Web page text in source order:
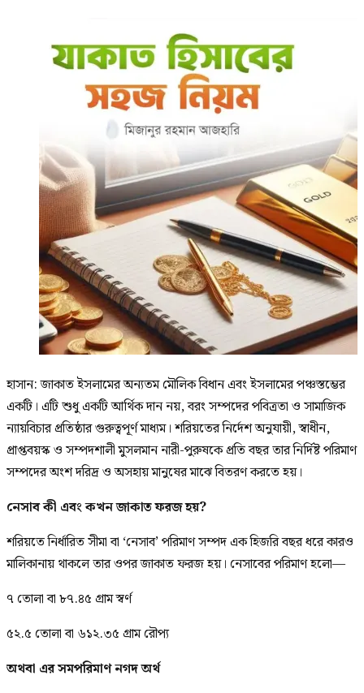
হাসান: জাকাত ইসলামের অন্যতম মৌলিক বিধান এবং ইসলামের পঞ্চস্তম্ভের
একটি। এটি শুধু একটি আর্থিক দান নয়, বরং সম্পদের পবিত্রতা ও সামাজিক
ন্যায়বিচার প্রতিষ্ঠার গুরুত্বপূর্ণ মাধ্যম। শরিয়তের নির্দেশ অনুযায়ী, স্বাধীন,
প্রাপ্তবয়স্ক ও সম্পদশালী মুসলমান নারী-পুরুষকে প্রতি বছর তার নির্দিষ্ট পরিমাণ
সম্পদের অংশ দরিদ্র ও অসহায় মানুষের মাঝে বিতরণ করতে হয়।
নেসাব কী এবং কখন জাকাত ফরজ হয়?
শরিয়তে নির্ধারিত সীমা বা ‘নেসাব’ পরিমাণ সম্পদ এক হিজরি বছর ধরে কারও
মালিকানায় থাকলে তার ওপর জাকাত ফরজ হয়। নেসাবের পরিমাণ হলো—
৭ তোলা বা ৮৭.৪৫ গ্রাম স্বর্ণ
৫২.৫ তোলা বা ৬১২.৩৫ গ্রাম রৌপ্য
অথবা এর সমপরিমাণ নগদ অর্থ